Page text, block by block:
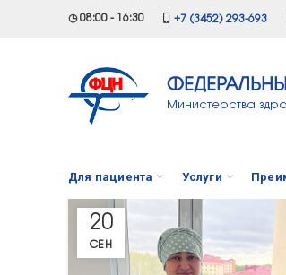
◷ 08:00 - 16:30 +7 (3452) 293-693
Министерства
Для пациента Услуги
20
СЕН